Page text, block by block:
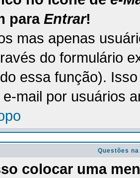
para Entrar!
mas apenas
do formulário
essa função).
mail por usuários
Questões
colocar uma